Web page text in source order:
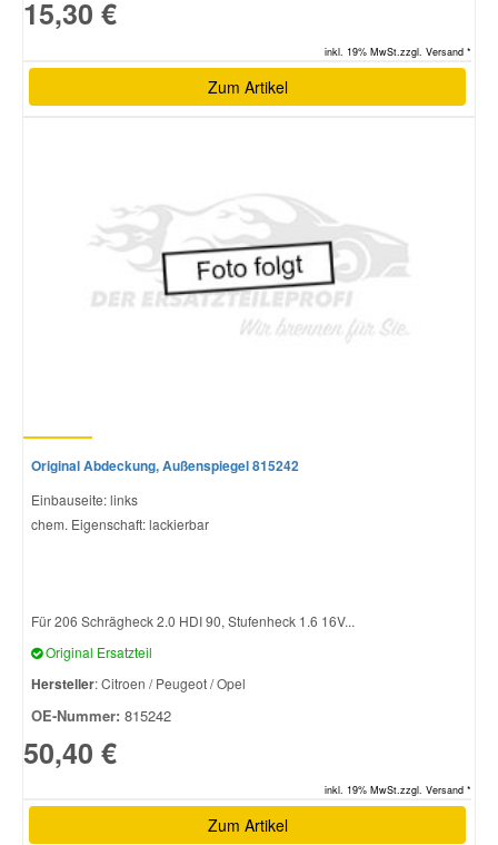
15,30 €
inkl. 19% MwSt.zzgl. Versand *
Zum Artikel
Original Abdeckung, Außenspiegel 815242
Einbauseite: links
chem. Eigenschaft: lackierbar
Für 206 Schrägheck 2.0 HDI 90, Stufenheck 1.6 16V...
Original Ersatzteil
Hersteller: Citroen / Peugeot / Opel
OE-Nummer: 815242
50,40 €
inkl. 19% MwSt.zzgl. Versand *
Zum Artikel